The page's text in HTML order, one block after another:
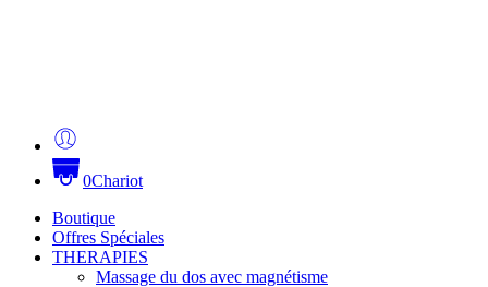
0Chariot
Boutique
Offres Spéciales
THERAPIES
Massage du dos avec magnétisme